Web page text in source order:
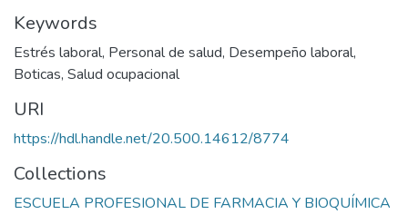
Keywords
Estrés laboral, Personal de salud, Desempeño laboral,
Boticas, Salud ocupacional
URI
https://hdl.handle.net/20.500.14612/8774
Collections
ESCUELA PROFESIONAL DE FARMACIA Y BIOQUÍMICA